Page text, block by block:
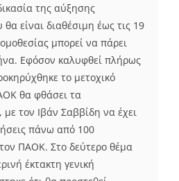
της αύξησης
είναι διαθέσιμη έως τις 19
μπορεί να πάρει
Εφόσον καλυφθεί πλήρως
το μετοχικό
θα φθάσει τα
τον Ιβάν Σαββίδη να έχει
πάνω από 100
ΠΑΟΚ. Στο δεύτερο θέμα
έκτακτη γενική